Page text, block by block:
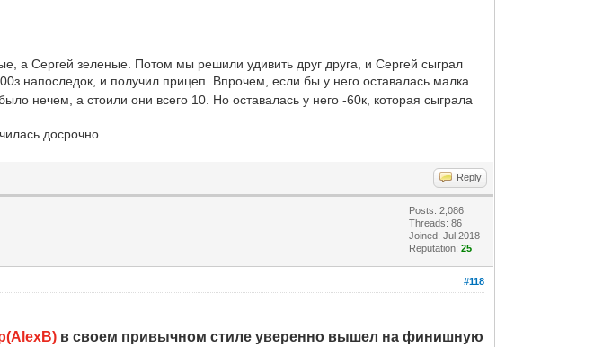
а Сергей зеленые. Потом мы решили удивить друг друга, и Сергей сыграл
напоследок, и получил прицеп. Впрочем, если бы у него оставалась малка
нечем, а стоили они всего 10. Но оставалась у него -60к, которая сыграла
досрочно.
Reply
Posts: 2,086
Threads: 86
Joined: Jul 2018
Reputation:25
#118
в своем привычном стиле уверенно вышел на финишную